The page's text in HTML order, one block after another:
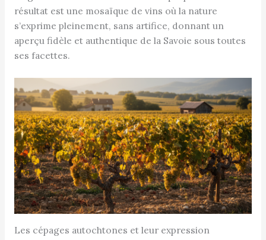
résultat est une mosaïque de vins où la nature
s’exprime pleinement, sans artifice, donnant un
aperçu fidèle et authentique de la Savoie sous toutes
ses facettes.
Les cépages autochtones et leur expression